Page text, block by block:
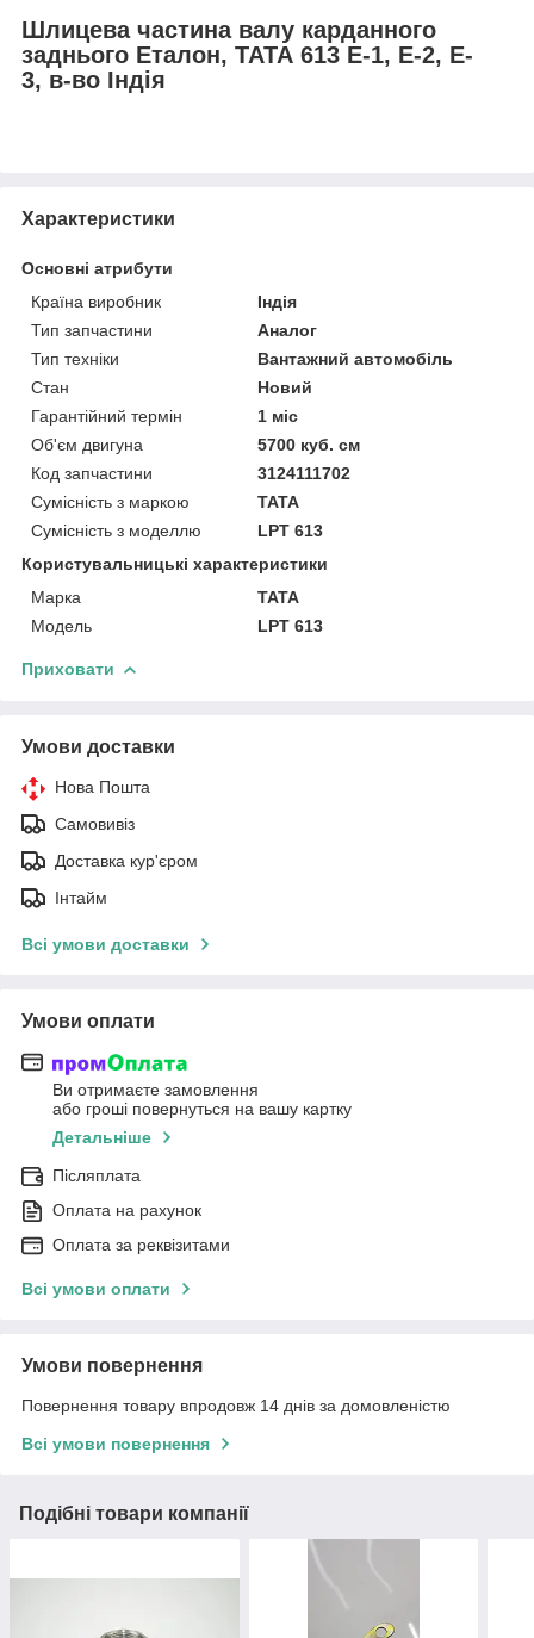
Шлицева частина валу карданного
заднього Еталон, ТАТА 613 E-1, E-2, E-
3, в-во Індія
Характеристики
Основні атрибути
Країна виробник
Індія
Тип запчастини
Аналог
Тип техніки
Вантажний автомобіль
Стан
Новий
Гарантійний термін
1 міс
Об'єм двигуна
5700 куб. см
Код запчастини
3124111702
Сумісність з маркою
TATA
Сумісність з моделлю
LPT 613
Користувальницькі характеристики
Марка
TATA
Модель
LPT 613
Приховати
Умови доставки
Нова Пошта
Самовивіз
Доставка кур'єром
Інтайм
Всі умови доставки
Умови оплати
Ви отримаєте замовлення
або гроші повернуться на вашу картку
Детальніше
Післяплата
Оплата на рахунок
Оплата за реквізитами
Всі умови оплати
Умови повернення
Повернення товару впродовж 14 днів за домовленістю
Всі умови повернення
Подібні товари компанії